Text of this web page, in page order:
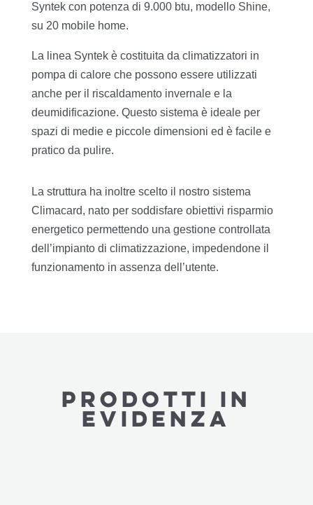
Syntek con potenza di 9.000 btu, modello Shine,
su 20 mobile home.
La linea Syntek è costituita da climatizzatori in
pompa di calore che possono essere utilizzati
anche per il riscaldamento invernale e la
deumidificazione. Questo sistema è ideale per
spazi di medie e piccole dimensioni ed è facile e
pratico da pulire.
La struttura ha inoltre scelto il nostro sistema
Climacard, nato per soddisfare obiettivi risparmio
energetico permettendo una gestione controllata
dell’impianto di climatizzazione, impedendone il
funzionamento in assenza dell’utente.
PRODOTTI in
evidenza